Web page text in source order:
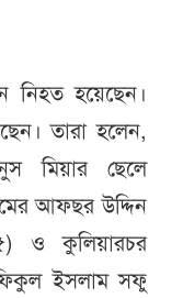
নিহত হয়েছেন।
তারা হলেন,
মিয়ার ছেলে
আফছর উদ্দিন
ও কুলিয়ারচর
ইসলাম সফু